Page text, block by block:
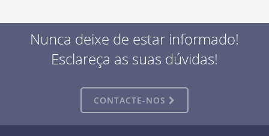
Nunca deixe de estar informado!
Esclareça as suas dúvidas!
CONTACTE-NOS